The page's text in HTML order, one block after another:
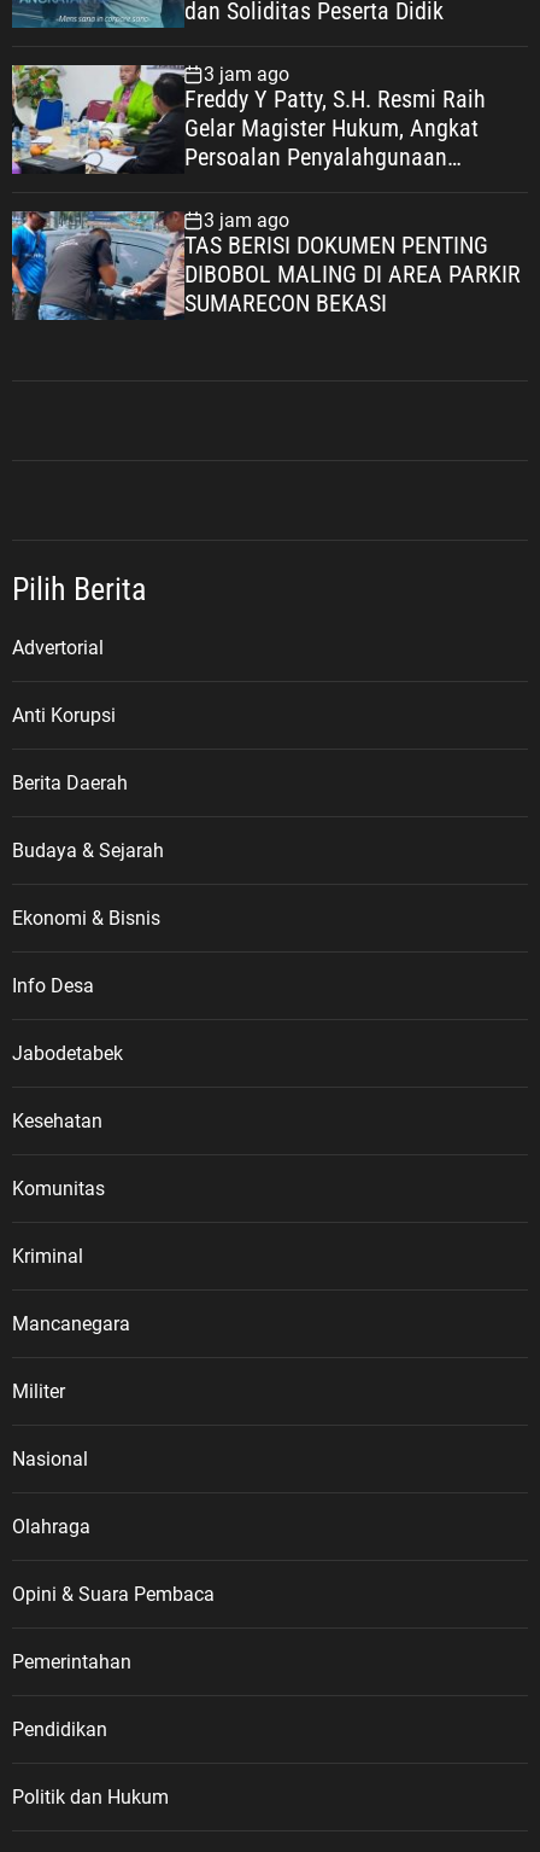
dan Soliditas Peserta Didik
3 jam ago
Freddy Y Patty, S.H. Resmi Raih
Gelar Magister Hukum, Angkat
Persoalan Penyalahgunaan
Tanah
3 jam ago
TAS BERISI DOKUMEN PENTING
DIBOBOL MALING DI AREA PARKIR
SUMARECON BEKASI
Pilih Berita
Advertorial
Anti Korupsi
Berita Daerah
Budaya & Sejarah
Ekonomi & Bisnis
Info Desa
Jabodetabek
Kesehatan
Komunitas
Kriminal
Mancanegara
Militer
Nasional
Olahraga
Opini & Suara Pembaca
Pemerintahan
Pendidikan
Politik dan Hukum